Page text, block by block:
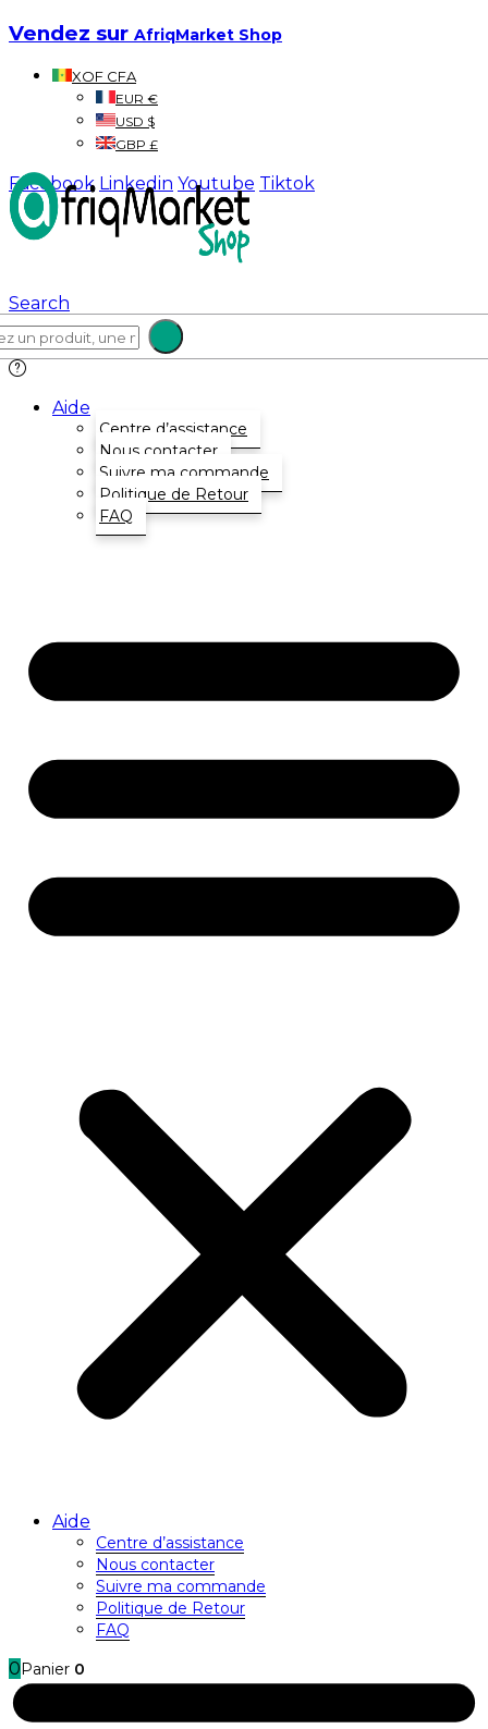
Vendez sur AfriqMarket Shop
XOF CFA
EUR €
USD $
GBP £
Facebook Linkedin Youtube Tiktok
Search
Aide
Centre d’assistance
Nous contacter
Suivre ma commande
Politique de Retour
FAQ
Aide
Centre d’assistance
Nous contacter
Suivre ma commande
Politique de Retour
FAQ
0 Panier 0